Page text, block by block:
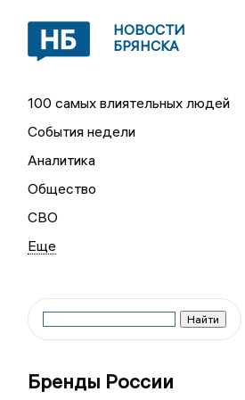
НОВОСТИ
БРЯНСКА
100 самых влиятельных людей
События недели
Аналитика
Общество
СВО
Бренды России